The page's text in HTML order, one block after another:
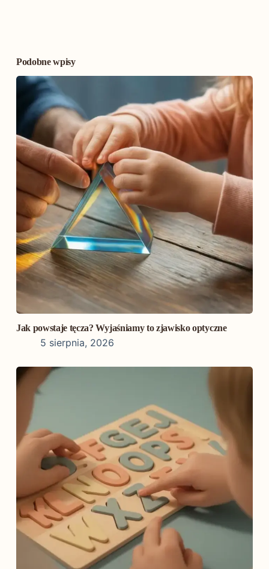
Podobne wpisy
Jak powstaje tęcza? Wyjaśniamy to zjawisko optyczne
5 sierpnia, 2026